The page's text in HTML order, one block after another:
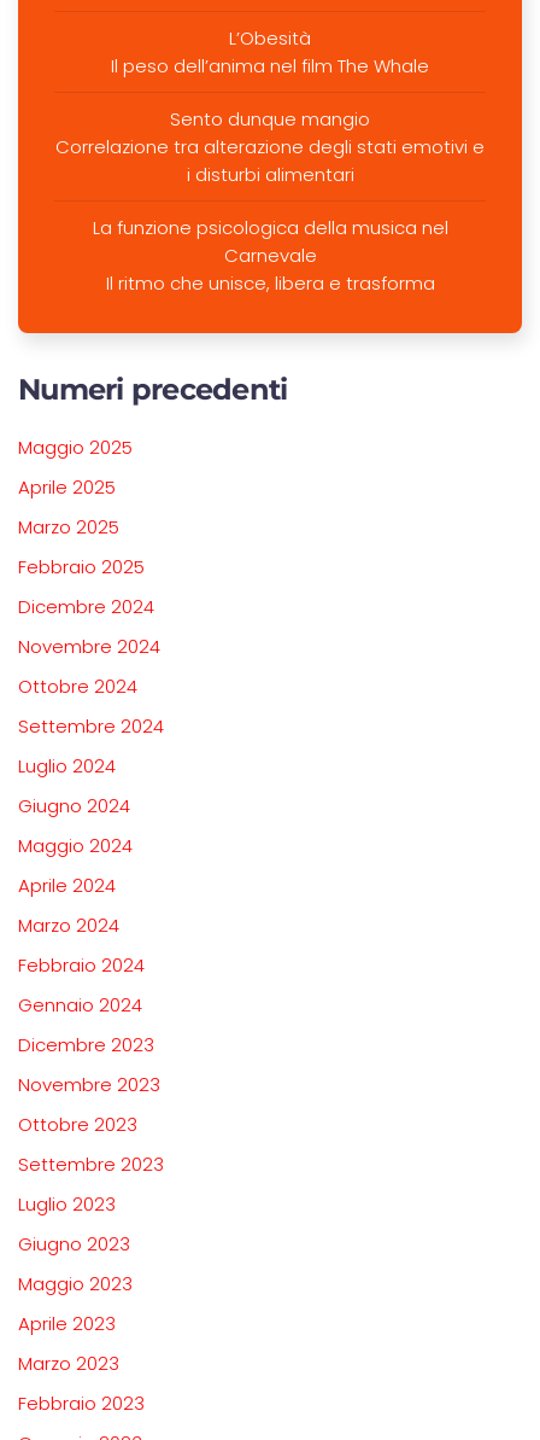
L’Obesità
Il peso dell’anima nel film The Whale
Sento dunque mangio
Correlazione tra alterazione degli stati emotivi e
i disturbi alimentari
La funzione psicologica della musica nel
Carnevale
Il ritmo che unisce, libera e trasforma
Numeri precedenti
Maggio 2025
Aprile 2025
Marzo 2025
Febbraio 2025
Dicembre 2024
Novembre 2024
Ottobre 2024
Settembre 2024
Luglio 2024
Giugno 2024
Maggio 2024
Aprile 2024
Marzo 2024
Febbraio 2024
Gennaio 2024
Dicembre 2023
Novembre 2023
Ottobre 2023
Settembre 2023
Luglio 2023
Giugno 2023
Maggio 2023
Aprile 2023
Marzo 2023
Febbraio 2023